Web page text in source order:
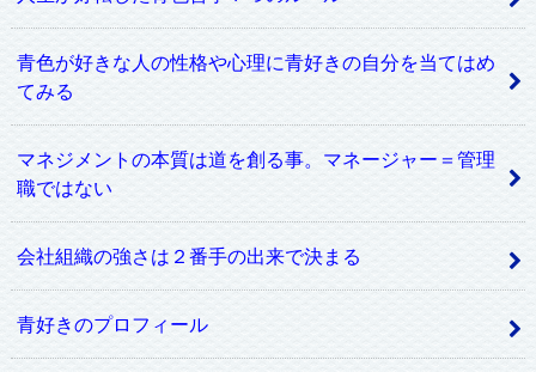
青色が好きな人の性格や心理に青好きの自分を当てはめ
てみる
マネジメントの本質は道を創る事。マネージャー＝管理
職ではない
会社組織の強さは２番手の出来で決まる
青好きのプロフィール